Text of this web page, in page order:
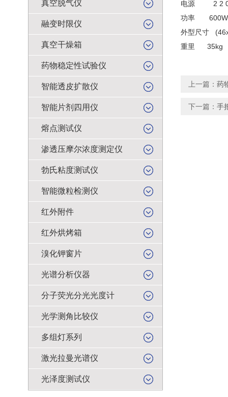
真空脱气仪
融变时限仪
真空干燥箱
药物稳定性试验仪
智能透皮扩散仪
智能片剂四用仪
熔点测试仪
渗透压摩尔浓度测定仪
勃氏粘度测试仪
智能微粒检测仪
红外附件
红外烘烤箱
溴化钾窗片
光谱分析仪器
分子荧光分光光度计
光学测角比较仪
多组灯系列
激光拉曼光谱仪
光泽度测试仪
电源 2 2
功率 600W
外型尺寸
重里 35kg
上一篇： 药
下一篇： 手